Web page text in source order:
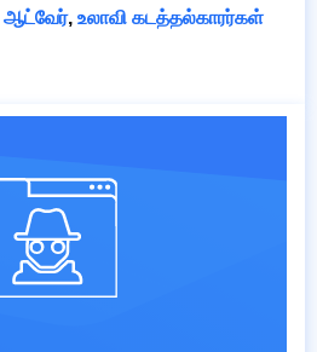
ஆட்வேர், உலாவி கடத்தல்காரர்கள்